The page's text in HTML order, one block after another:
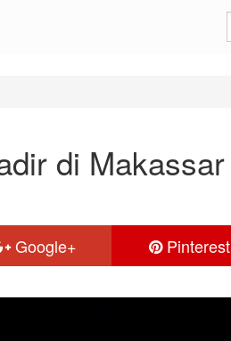
di Makassar
Google+ Pinterest